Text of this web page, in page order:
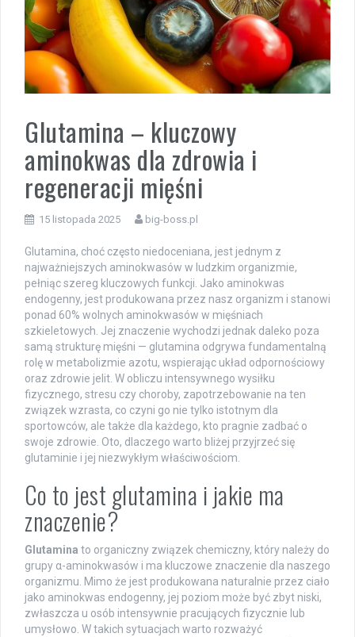
Glutamina – kluczowy
aminokwas dla zdrowia i
regeneracji mięśni
15 listopada 2025 big-boss.pl
Glutamina, choć często niedoceniana, jest jednym z
najważniejszych aminokwasów w ludzkim organizmie,
pełniąc szereg kluczowych funkcji. Jako aminokwas
endogenny, jest produkowana przez nasz organizm i stanowi
ponad 60% wolnych aminokwasów w mięśniach
szkieletowych. Jej znaczenie wychodzi jednak daleko poza
samą strukturę mięśni — glutamina odgrywa fundamentalną
rolę w metabolizmie azotu, wspierając układ odpornościowy
oraz zdrowie jelit. W obliczu intensywnego wysiłku
fizycznego, stresu czy choroby, zapotrzebowanie na ten
związek wzrasta, co czyni go nie tylko istotnym dla
sportowców, ale także dla każdego, kto pragnie zadbać o
swoje zdrowie. Oto, dlaczego warto bliżej przyjrzeć się
glutaminie i jej niezwykłym właściwościom.
Co to jest glutamina i jakie ma
znaczenie?
Glutamina to organiczny związek chemiczny, który należy do
grupy α-aminokwasów i ma kluczowe znaczenie dla naszego
organizmu. Mimo że jest produkowana naturalnie przez ciało
jako aminokwas endogenny, jej poziom może być zbyt niski,
zwłaszcza u osób intensywnie pracujących fizycznie lub
umysłowo. W takich sytuacjach warto rozważyć